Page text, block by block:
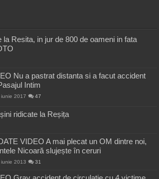
la Resita, in jur de 800 de oameni in fata
Nu a pastrat distanta si a facut accident
Intim
iunie 2017 47
ridicate la Reșița
VIDEO A mai plecat un OM dintre noi,
Nicoară slujește în ceruri
iunie 2013 31